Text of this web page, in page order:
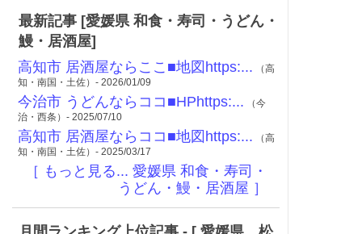
最新記事 [愛媛県 和食・寿司・うどん・
鰻・居酒屋]
高知市 居酒屋ならここ■地図https:... （高
知・南国・土佐）- 2026/01/09
今治市 うどんならココ■HPhttps:... （今
治・西条）- 2025/07/10
高知市 居酒屋ならココ■地図https:... （高
知・南国・土佐）- 2025/03/17
［ もっと見る... 愛媛県 和食・寿司・
うどん・鰻・居酒屋 ］